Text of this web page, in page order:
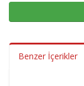
Benzer İçerikler